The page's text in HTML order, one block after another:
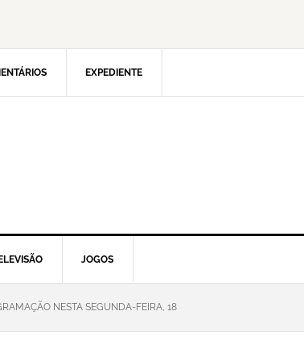
EXPEDIENTE
JOGOS
NESTA SEGUNDA-FEIRA, 18